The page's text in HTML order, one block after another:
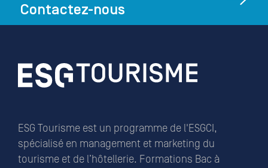
Contactez-nous
ESG Tourisme est un programme de l'ESGCI,
spécialisé en management et marketing du
tourisme et de l’hôtellerie. Formations Bac à